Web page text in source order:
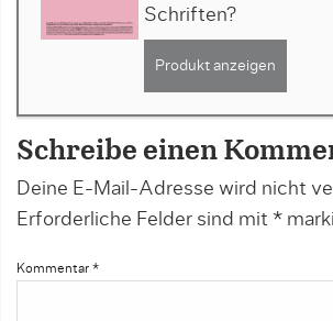
Schriften?
Produkt anzeigen
Schreibe einen
Deine E-Mail-Adresse wird nicht
Erforderliche Felder sind mit *
Kommentar *